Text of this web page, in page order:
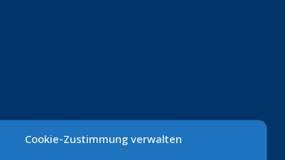
Cookie-Zustimmung verwalten